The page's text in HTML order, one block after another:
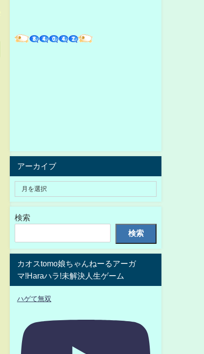
アーカイブ
検索
検索
カオスtomo娘ちゃんねーるアーガ
マ!Haraハラ!未解決人生ゲーム
ハゲて無双